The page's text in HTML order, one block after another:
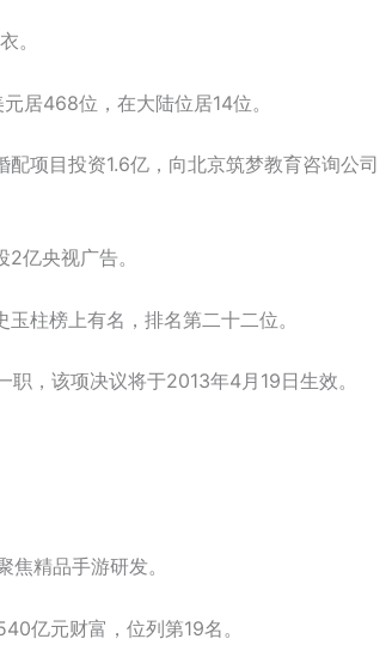
。
居468位，在大陆位居14位。
项目投资1.6亿，向北京筑梦教育咨询公司
亿央视广告。
柱榜上有名，排名第二十二位。
，该项决议将于2013年4月19日生效。
精品手游研发。
亿元财富，位列第19名。